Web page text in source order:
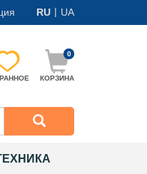
RU | UA
0
КОРЗИНА